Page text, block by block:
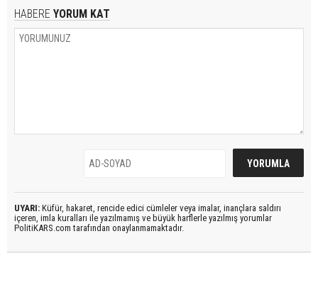
HABERE YORUM KAT
UYARI: Küfür, hakaret, rencide edici cümleler veya imalar, inançlara saldırı
içeren, imla kuralları ile yazılmamış ve büyük harflerle yazılmış yorumlar
PolitiKARS.com tarafından onaylanmamaktadır.